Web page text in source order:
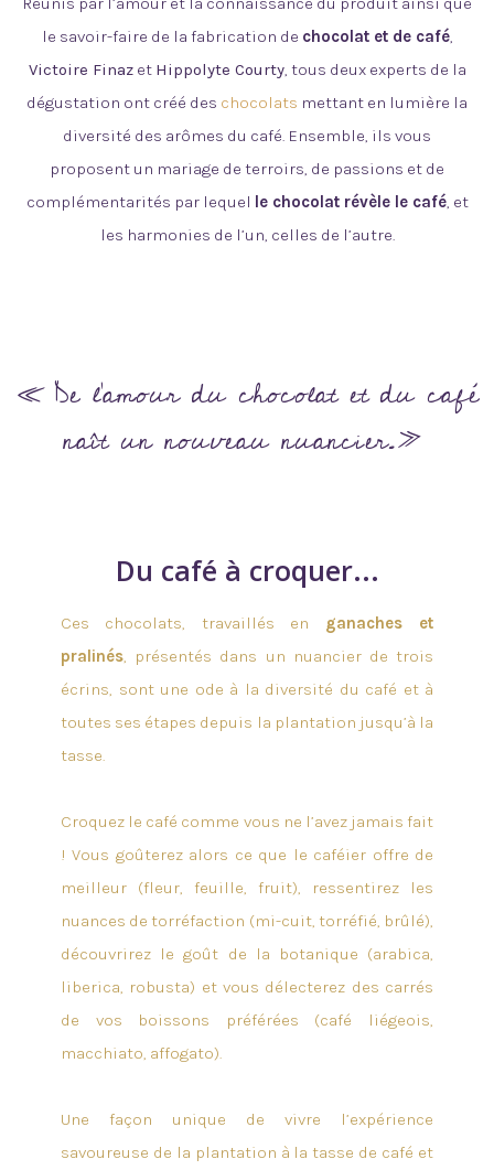
le savoir-faire de la fabrication de chocolat et de café,
Victoire Finazet Hippolyte Courty, tous deux experts de la
dégustation ont créé des chocolats mettant en lumière la
diversité des arômes du café. Ensemble, ils vous
proposent un mariage de terroirs, de passions et de
complémentarités par lequel le chocolat révèle le café, et
les harmonies de l’un, celles de l’autre.
«De l’amour du chocolat et du café
naît un nouveau nuancier​​.»
Du café à croquer...
Ces chocolats, travaillés en ganaches et
pralinés, présentés dans un nuancier de trois
écrins, sont une ode à la diversité du café et à
toutes ses étapes depuis la plantation jusqu’à la
tasse.
Croquez le café comme vous ne l’avez jamais fait
! Vous goûterez alors ce que le caféier offre de
meilleur (fleur, feuille, fruit), ressentirez les
nuances de torréfaction (mi-cuit, torréfié, brûlé),
découvrirez le goût de la botanique (arabica,
liberica, robusta) et vous délecterez des carrés
de vos boissons préférées (café liégeois,
macchiato, affogato).
Une façon unique de vivre l’expérience
savoureuse de la plantation à la tasse de café et